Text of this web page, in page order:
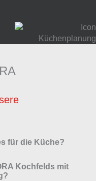
für die Küche?
Kochfelds mit